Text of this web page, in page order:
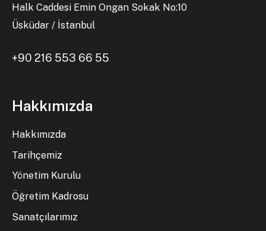
Halk Caddesi Emin Ongan Sokak No:10
Üsküdar / İstanbul
+90 216 553 66 55
Hakkımızda
Hakkımızda
Tarihçemiz
Yönetim Kurulu
Öğretim Kadrosu
Sanatçılarımız